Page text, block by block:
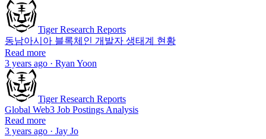
Tiger Research Reports
동남아시아 블록체인 개발자 생태계 현황
Read more
3 years ago · Ryan Yoon
Tiger Research Reports
Global Web3 Job Postings Analysis
Read more
3 years ago · Jay Jo